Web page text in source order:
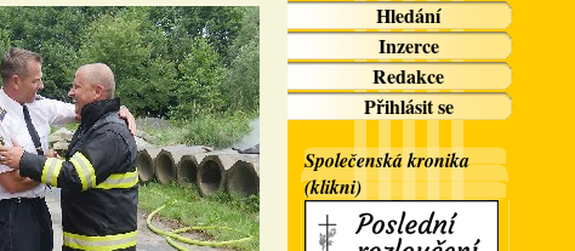
Hledání
Inzerce
Redakce
Přihlásit se
Společenská kronika
(klikni)